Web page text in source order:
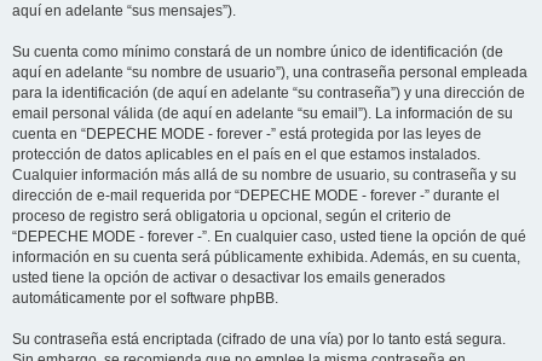
aquí en adelante “sus mensajes”).
Su cuenta como mínimo constará de un nombre único de identificación (de
aquí en adelante “su nombre de usuario”), una contraseña personal empleada
para la identificación (de aquí en adelante “su contraseña”) y una dirección de
email personal válida (de aquí en adelante “su email”). La información de su
cuenta en “DEPECHE MODE - forever -” está protegida por las leyes de
protección de datos aplicables en el país en el que estamos instalados.
Cualquier información más allá de su nombre de usuario, su contraseña y su
dirección de e-mail requerida por “DEPECHE MODE - forever -” durante el
proceso de registro será obligatoria u opcional, según el criterio de
“DEPECHE MODE - forever -”. En cualquier caso, usted tiene la opción de qué
información en su cuenta será públicamente exhibida. Además, en su cuenta,
usted tiene la opción de activar o desactivar los emails generados
automáticamente por el software phpBB.
Su contraseña está encriptada (cifrado de una vía) por lo tanto está segura.